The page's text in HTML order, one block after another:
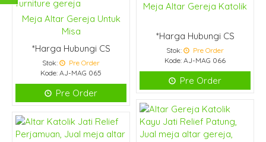
Meja Altar Gereja Katolik
*Harga Hubungi CS
Stok:
Pre Order
Kode: AJ-MAG 066
Pre Order
Meja Altar Gereja Untuk
Misa
*Harga Hubungi CS
Stok:
Pre Order
Kode: AJ-MAG 065
Pre Order